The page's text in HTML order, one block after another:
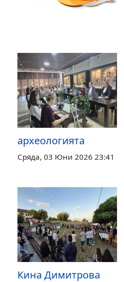
археологията
Сряда, 03 Юни 2026 23:41
Кина Димитрова